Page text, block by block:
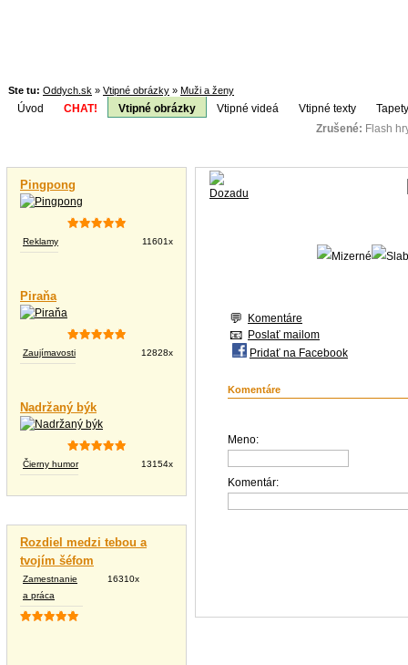
Ste tu: Oddych.sk » Vtipné obrázky » Muži a ženy
Úvod CHAT! Vtipné obrázky Vtipné videá Vtipné texty
Zrušené: Flash
Pingpong
Reklamy 11601x
Piraňa
Zaujímavosti 12828x
Nadržaný býk
Čierny humor 13154x
Rozdiel medzi tebou a
tvojím šéfom
Zamestnanie
a práca
16310x
Komentáre
Poslať mailom
Pridať na Facebook
Komentáre
Meno:
Komentár: